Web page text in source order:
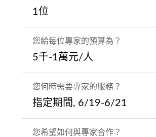
1位
您給每位專家的預算為？
5千-1萬元/人
您何時需要專家的服務？
指定期間, 6/19-6/21
您希望如何與專家合作？